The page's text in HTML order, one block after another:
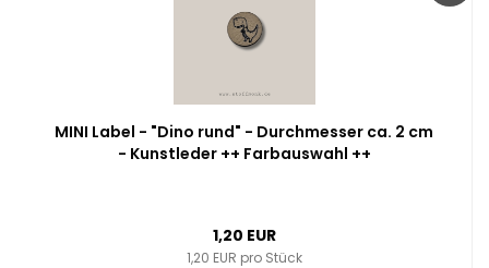
MINI Label - "Dino rund" - Durchmesser ca. 2 cm
- Kunstleder ++ Farbauswahl ++
1,20 EUR
1,20 EUR pro Stück